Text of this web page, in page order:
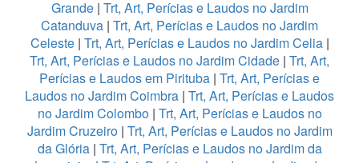
Grande| Trt, Art, Perícias e Laudos no Jardim
Catanduva | Trt, Art, Perícias e Laudos no Jardim
Celeste| Trt, Art, Perícias e Laudos no Jardim Celia|
Trt, Art, Perícias e Laudos no Jardim Cidade | Trt, Art,
Perícias e Laudos em Pirituba | Trt, Art, Perícias e
Laudos no Jardim Coimbra | Trt, Art, Perícias e Laudos
no Jardim Colombo| Trt, Art, Perícias e Laudos no
Jardim Cruzeiro| Trt, Art, Perícias e Laudos no Jardim
da Glória| Trt, Art, Perícias e Laudos no Jardim da